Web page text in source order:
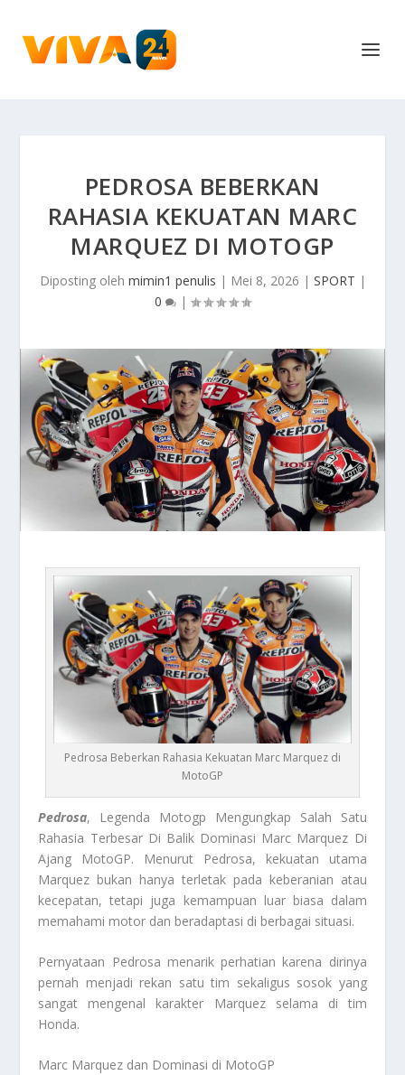
PEDROSA BEBERKAN
RAHASIA KEKUATAN MARC
MARQUEZ DI MOTOGP
Diposting oleh mimin1 penulis | Mei 8, 2026 | SPORT |
0
|
Pedrosa Beberkan Rahasia Kekuatan Marc Marquez di
MotoGP
Pedrosa, Legenda Motogp Mengungkap Salah Satu
Rahasia Terbesar Di Balik Dominasi Marc Marquez Di
Ajang MotoGP. Menurut Pedrosa, kekuatan utama
Marquez bukan hanya terletak pada keberanian atau
kecepatan, tetapi juga kemampuan luar biasa dalam
memahami motor dan beradaptasi di berbagai situasi.
Pernyataan Pedrosa menarik perhatian karena dirinya
pernah menjadi rekan satu tim sekaligus sosok yang
sangat mengenal karakter Marquez selama di tim
Honda.
Marc Marquez dan Dominasi di MotoGP